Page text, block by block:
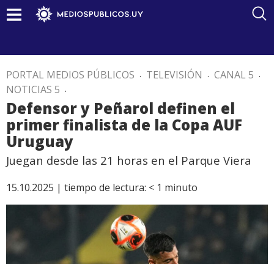
PORTAL MEDIOS PÚBLICOS . TELEVISIÓN . CANAL 5 .
NOTICIAS 5 .
Defensor y Peñarol definen el
primer finalista de la Copa AUF
Uruguay
Juegan desde las 21 horas en el Parque Viera
15.10.2025 | tiempo de lectura: < 1 minuto